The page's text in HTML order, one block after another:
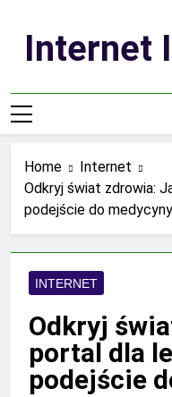
contentInternet
Home
Internet
Odkryj świat zdrowia:
podejście do medycyny
INTERNET
Odkryj
portal dla
podejście